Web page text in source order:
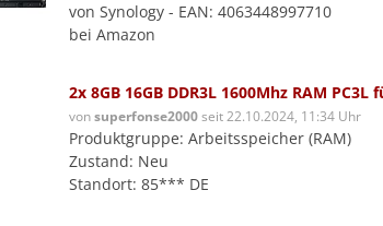
von Synology - EAN: 4063448997710
bei Amazon
2x 8GB 16GB DDR3L 1600Mhz RAM PC3L
vonsuperfonse2000seit 22.10.2024, 11:34 Uhr
Produktgruppe: Arbeitsspeicher (RAM)
Zustand: Neu
Standort: 85*** DE